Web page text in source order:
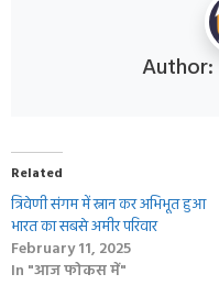
Author:
Related
त्रिवेणी संगम में स्नान कर अभिभूत हुआ
भारत का सबसे अमीर परिवार
February 11, 2025
In "आज फोकस में"